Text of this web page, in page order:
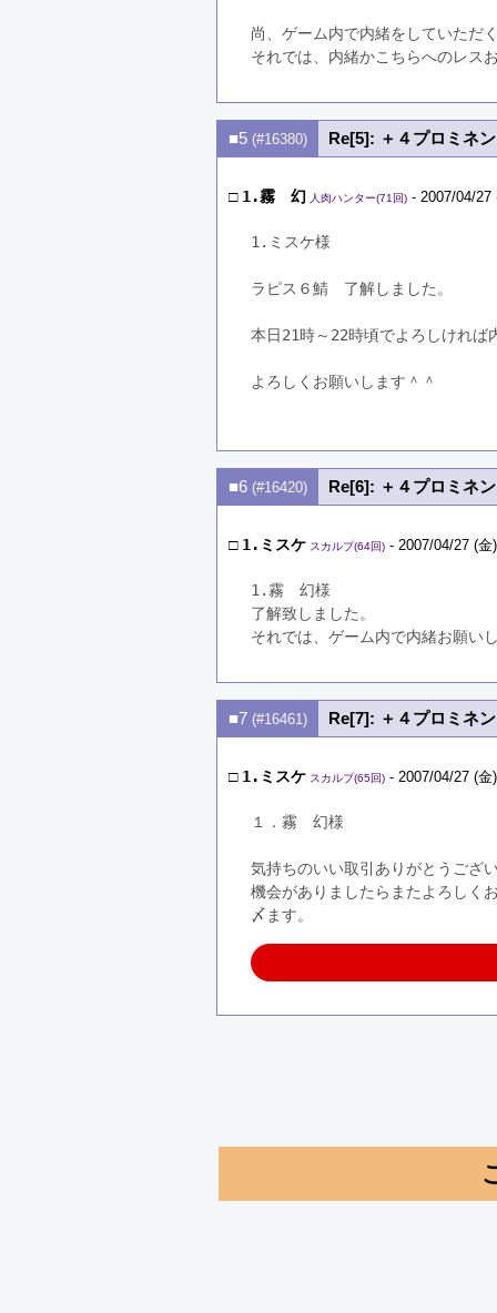
尚、ゲーム内で内緒をしていただ
それでは、内緒かこちらへのレス
■5 (#16380) Re[5]: ＋４プロミネ
□ 1.霧 幻 人肉ハンター(71回) - 2007/04/
1.ミスケ様
ラピス６鯖　了解しました。
本日21時～22時頃でよろしければ
よろしくお願いします＾＾
■6 (#16420) Re[6]: ＋４プロミネ
□ 1.ミスケ スカルプ(64回) - 2007/04/27 (
1.霧　幻様
了解致しました。
それでは、ゲーム内で内緒お願い
■7 (#16461) Re[7]: ＋４プロミネ
□ 1.ミスケ スカルプ(65回) - 2007/04/27 (
１．霧　幻様
気持ちのいい取引ありがとうござ
機会がありましたらまたよろしく
〆ます。